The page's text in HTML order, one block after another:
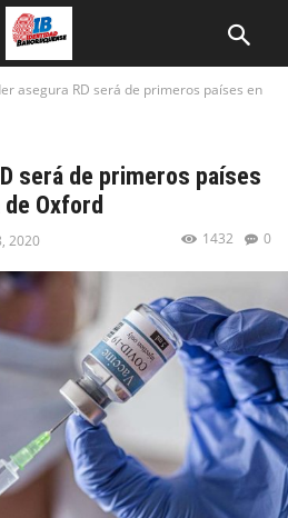
asegura RD será de primeros países en
será de primeros países
Oxford
2020 0
1432